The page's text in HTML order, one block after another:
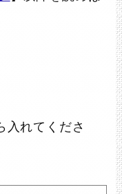
入れてくださ